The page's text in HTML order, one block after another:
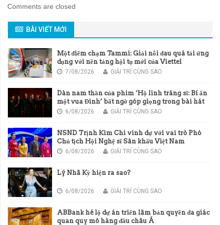
Comments are closed
BÀI VIẾT MỚI
Một điểm chạm Tammi: Giải nỗi đau quá tải ứng
dụng với nền tảng hội tụ mới của Viettel
7/08/2026 GIẢI TRÍ CÙNG SAO
Dàn nam thần của phim ‘Hộ linh tráng sĩ: Bí ẩn
một vua Đinh’ bất ngờ góp giọng trong bài hát
chủ đề của phim
6/08/2026 GIẢI TRÍ CÙNG SAO
NSND Trịnh Kim Chi vinh dự với vai trò Phó
Chủ tịch Hội Nghệ sĩ Sân khấu Việt Nam
6/08/2026 GIẢI TRÍ CÙNG SAO
Lý Nhã Kỳ hiện ra sao?
6/08/2026 GIẢI TRÍ CÙNG SAO
ABBank hé lộ dự án triển lãm bản quyền đa giác
quan quy mô hàng đầu châu Á